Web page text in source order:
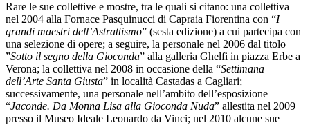
Rare le sue collettive e mostre, tra le quali si citano: una collettiva
nel 2004 alla Fornace Pasquinucci di Capraia Fiorentina con “I
grandi maestri dell’Astrattismo” (sesta edizione) a cui partecipa con
una selezione di opere; a seguire, la personale nel 2006 dal titolo
”Sotto il segno della Gioconda” alla galleria Ghelfi in piazza Erbe a
Verona; la collettiva nel 2008 in occasione della “Settimana
dell’Arte Santa Giusta” in località Castadas a Cagliari;
successivamente, una personale nell’ambito dell’esposizione
“Jaconde. Da Monna Lisa alla Gioconda Nuda” allestita nel 2009
presso il Museo Ideale Leonardo da Vinci; nel 2010 alcune sue